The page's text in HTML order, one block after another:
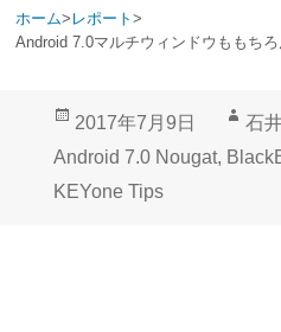
ホーム> レポート>
Android 7.0マルチウィンドウももち
投
稿
日:
2017年7月9日
作
成
石
Android 7.0 Nougat,
KEYone Tips